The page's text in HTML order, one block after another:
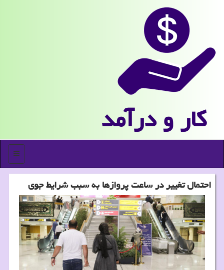
كار و درآمد
منو
احتمال تغییر در ساعت پروازها به سبب شرایط جوی